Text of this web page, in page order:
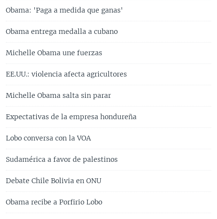
Obama: 'Paga a medida que ganas'
Obama entrega medalla a cubano
Michelle Obama une fuerzas
EE.UU.: violencia afecta agricultores
Michelle Obama salta sin parar
Expectativas de la empresa hondureña
Lobo conversa con la VOA
Sudamérica a favor de palestinos
Debate Chile Bolivia en ONU
Obama recibe a Porfirio Lobo